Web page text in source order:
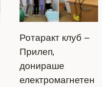
Ротаракт клуб –
Прилеп,
донираше
електромагнетен